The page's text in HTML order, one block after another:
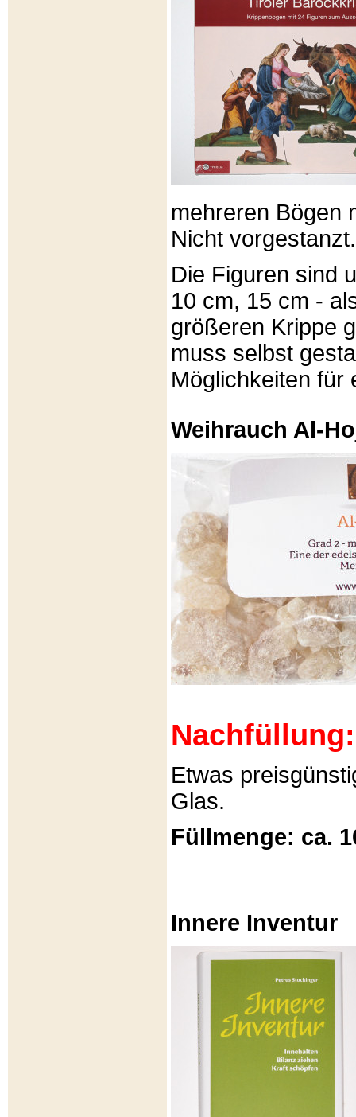
mehreren Bögen
Nicht vorgestanzt.
Die Figuren sind
10 cm, 15 cm -
größeren Krippe
muss selbst
Möglichkeiten für
Weihrauch Al-
Etwas
Glas.
Füllmenge: ca.
Innere Inventur